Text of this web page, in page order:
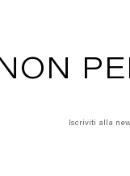
Iscriviti alla